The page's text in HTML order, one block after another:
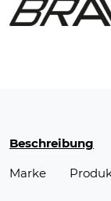
Beschreibung
Marke